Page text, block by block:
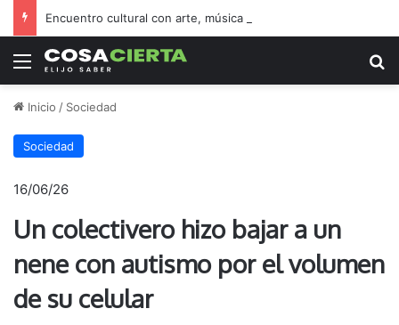
Encuentro cultural con arte, música y una feria abierta
Menú
Inicio / Sociedad
Sociedad
16/06/26
Un colectivero hizo bajar a un
nene con autismo por el volumen
de su celular